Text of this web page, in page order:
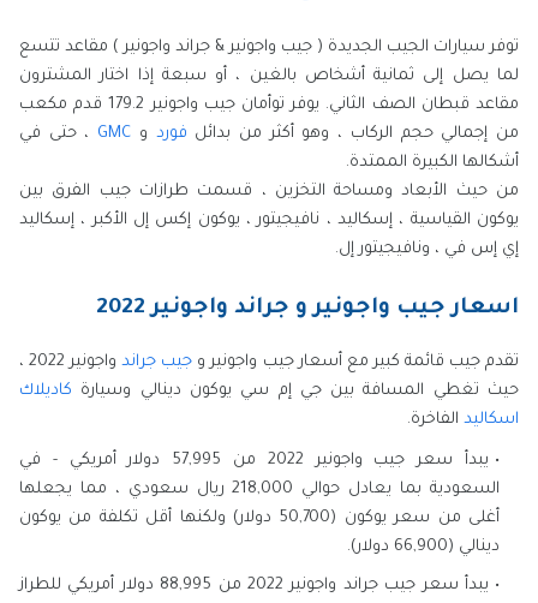
توفر سيارات الجيب الجديدة ( جيب واجونير & جراند واجونير ) مقاعد تتسع
لما يصل إلى ثمانية أشخاص بالغين ، أو سبعة إذا اختار المشترون
مقاعد قبطان الصف الثاني. يوفر توأمان جيب واجونير 179.2 قدم مكعب
من إجمالي حجم الركاب ، وهو أكثر من بدائل فورد و GMC ، حتى في
أشكالها الكبيرة الممتدة.
من حيث الأبعاد ومساحة التخزين ، قسمت طرازات جيب الفرق بين
يوكون القياسية ، إسكاليد ، نافيجيتور ، يوكون إكس إل الأكبر ، إسكاليد
إي إس في ، ونافيجيتور إل.
اسعار جيب واجونير و جراند واجونير 2022
تقدم جيب قائمة كبير مع أسعار جيب واجونير و جيب جراند
واجونير 2022 ،
حيث تغطي المسافة بين جي إم سي يوكون دينالي وسيارة كاديلاك
اسكاليد الفاخرة.
يبدأ سعر جيب واجونير 2022 من 57,995 دولار أمريكي - في
السعودية بما يعادل حوالي 218,000 ريال سعودي ، مما يجعلها
أغلى من سعر يوكون (50,700 دولار) ولكنها أقل تكلفة من يوكون
دينالي (66,900 دولار).
يبدأ سعر جيب جراند واجونير 2022 من 88,995 دولار أمريكي للطراز